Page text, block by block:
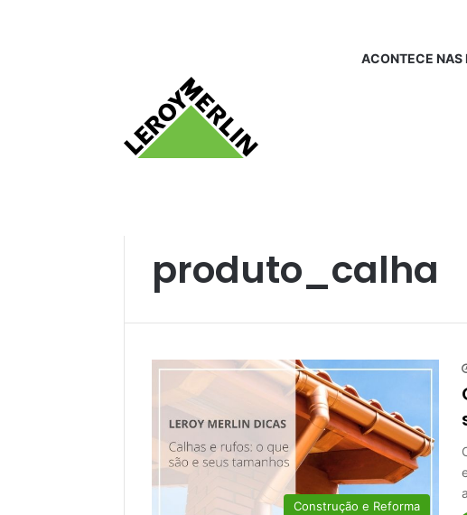
ACONTECE NAS
produto_calha
Construção e Reforma